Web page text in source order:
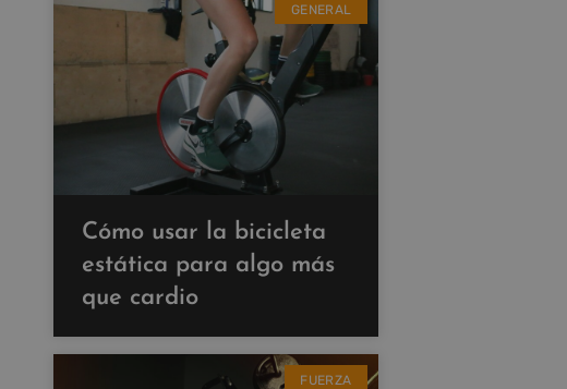
GENERAL
Cómo usar la bicicleta
estática para algo más
que cardio
FUERZA